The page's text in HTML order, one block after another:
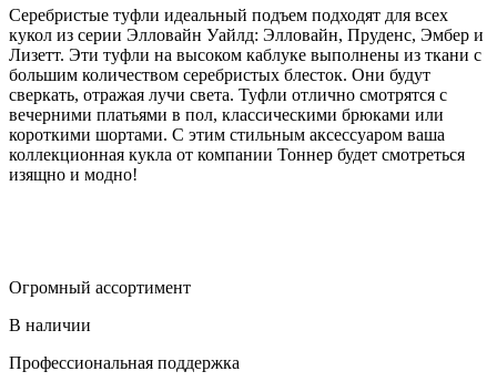
Серебристые туфли идеальный подъем подходят для всех
кукол из серии Элловайн Уайлд: Элловайн, Пруденс, Эмбер и
Лизетт. Эти туфли на высоком каблуке выполнены из ткани с
большим количеством серебристых блесток. Они будут
сверкать, отражая лучи света. Туфли отлично смотрятся с
вечерними платьями в пол, классическими брюками или
короткими шортами. С этим стильным аксессуаром ваша
коллекционная кукла от компании Тоннер будет смотреться
изящно и модно!
Огромный ассортимент
В наличии
Профессиональная поддержка